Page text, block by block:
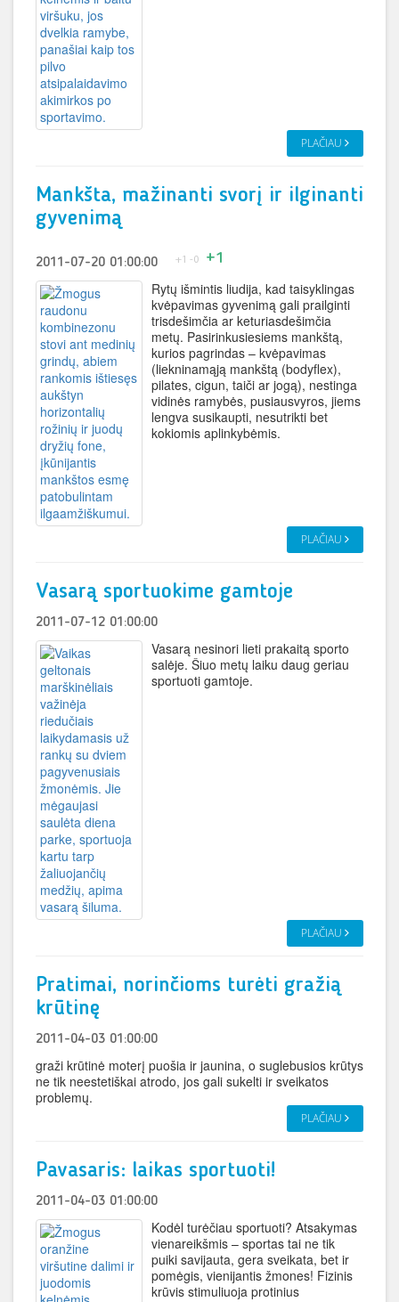
PLAČIAU
Mankšta, mažinanti svorį ir ilginanti
gyvenimą
2011-07-20 01:00:00 +1 -0 +1
Rytų išmintis liudija, kad taisyklingas
kvėpavimas gyvenimą gali prailginti
trisdešimčia ar keturiasdešimčia
metų. Pasirinkusiesiems mankštą,
kurios pagrindas – kvėpavimas
(liekninamąją mankštą (bodyflex),
pilates, cigun, taiči ar jogą), nestinga
vidinės ramybės, pusiausvyros, jiems
lengva susikaupti, nesutrikti bet
kokiomis aplinkybėmis.
PLAČIAU
Vasarą sportuokime gamtoje
2011-07-12 01:00:00
Vasarą nesinori lieti prakaitą sporto
salėje. Šiuo metų laiku daug geriau
sportuoti gamtoje.
PLAČIAU
Pratimai, norinčioms turėti gražią
krūtinę
2011-04-03 01:00:00
graži krūtinė moterį puošia ir jaunina, o suglebusios krūtys
ne tik neestetiškai atrodo, jos gali sukelti ir sveikatos
problemų.
PLAČIAU
Pavasaris: laikas sportuoti!
2011-04-03 01:00:00
Kodėl turėčiau sportuoti? Atsakymas
vienareikšmis – sportas tai ne tik
puiki savijauta, gera sveikata, bet ir
pomėgis, vienijantis žmones! Fizinis
krūvis stimuliuoja protinius